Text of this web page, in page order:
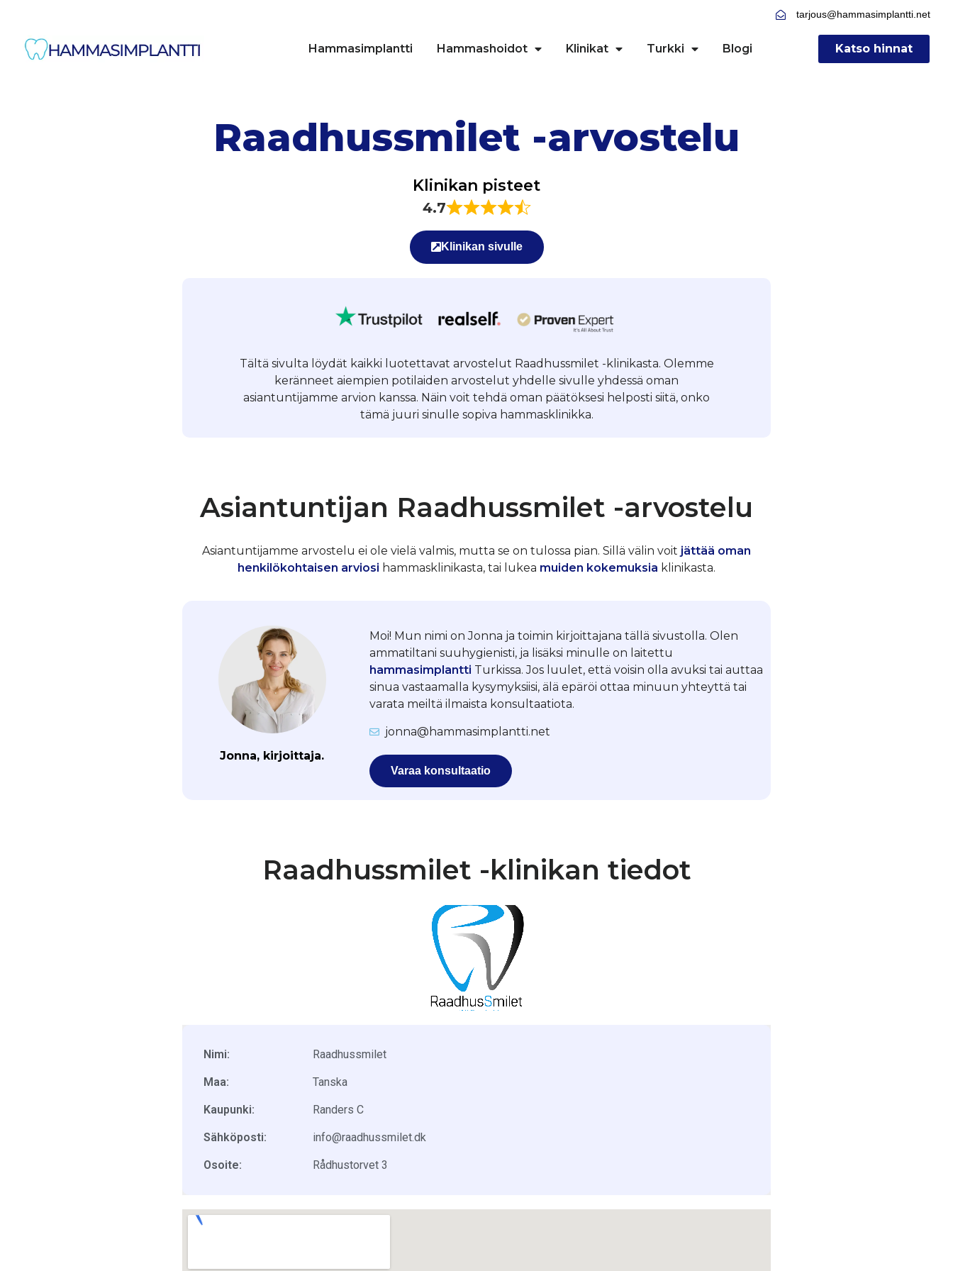
tarjous@hammasimplantti.net
Hammasimplantti Hammashoidot Klinikat Turkki Blogi Katso hinnat
Raadhussmilet -arvostelu
Klinikan pisteet
4.7
Klinikan sivulle
Tältä sivulta löydät kaikki luotettavat arvostelut Raadhussmilet -klinikasta. Olemme
keränneet aiempien potilaiden arvostelut yhdelle sivulle yhdessä oman
asiantuntijamme arvion kanssa. Näin voit tehdä oman päätöksesi helposti siitä, onko
tämä juuri sinulle sopiva hammasklinikka.
Asiantuntijan Raadhussmilet -arvostelu
Asiantuntijamme arvostelu ei ole vielä valmis, mutta se on tulossa pian. Sillä välin voit jättää oman
henkilökohtaisen arviosi hammasklinikasta, tai lukea muiden kokemuksia klinikasta.
Jonna, kirjoittaja.
Moi! Mun nimi on Jonna ja toimin kirjoittajana tällä sivustolla. Olen
ammatiltani suuhygienisti, ja lisäksi minulle on laitettu
hammasimplantti Turkissa. Jos luulet, että voisin olla avuksi tai auttaa
sinua vastaamalla kysymyksiisi, älä epäröi ottaa minuun yhteyttä tai
varata meiltä ilmaista konsultaatiota.
jonna@hammasimplantti.net
Varaa konsultaatio
Raadhussmilet -klinikan tiedot
Nimi:
Maa:
Kaupunki:
Sähköposti:
Osoite:
Raadhussmilet
Tanska
Randers C
info@raadhussmilet.dk
Rådhustorvet 3